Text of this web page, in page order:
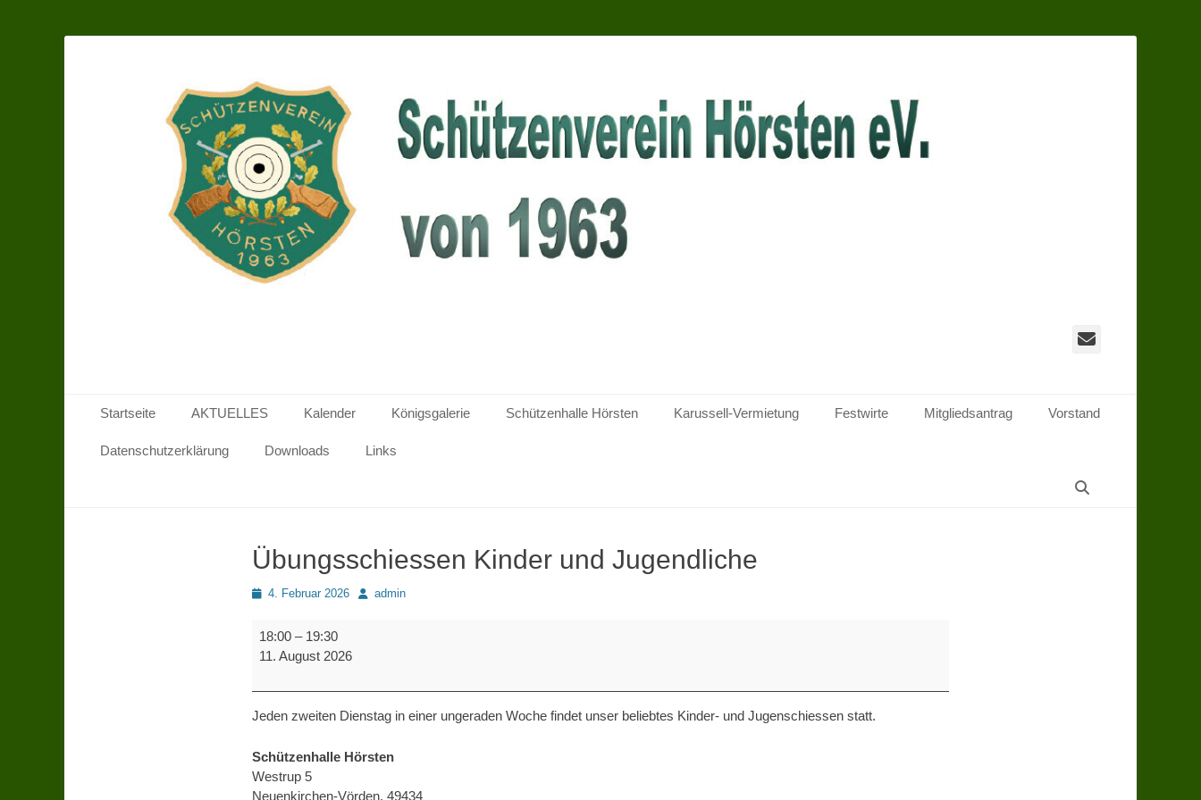
Schützenverein Hörsten
E-
Primäres Menü
Inhalt
springen
Startseite AKTUELLES Kalender Königsgalerie Schützenhalle Hörsten Karussell-Vermietung Festwirte Mitgliedsantrag Vorstand
Datenschutzerklärung Downloads
Links
Übungsschiessen Kinder und Jugendliche
Posted4. Februar 2026 Autoradmin
Übungsschiessen
Kinder
18:00 – 19:30
11. August 2026
Jeden zweiten Dienstag in einer ungeraden Woche findet unser beliebtes Kinder- und Jugenschiessen statt.
Schützenhalle Hörsten
Westrup 5
Neuenkirchen-Vörden, 49434